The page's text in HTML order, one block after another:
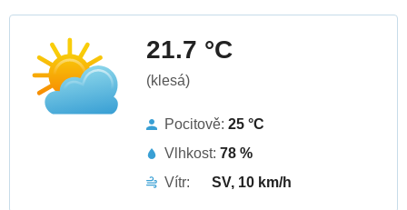
21.7 °C
(klesá)
Pocitově: 25 °C
Vlhkost: 78 %
Vítr:
SV, 10 km/h